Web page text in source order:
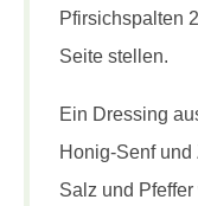
Pfirsichspalten
Seite stellen.
Ein Dressing
Honig-Senf
Salz und Pfeffer